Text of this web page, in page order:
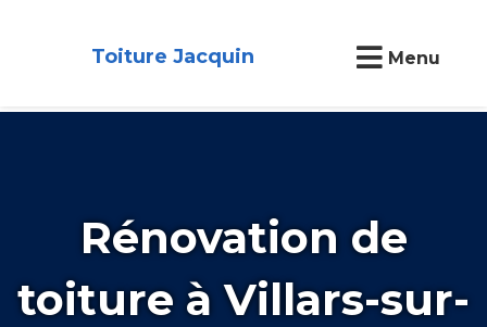
Toiture Jacquin Menu
Rénovation de
toiture à Villars-sur-